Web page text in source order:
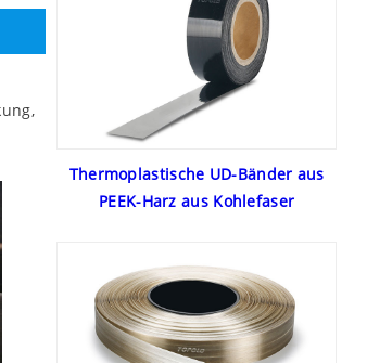
Thermoplastische UD-Bänder aus
PEEK-Harz aus Kohlefaser